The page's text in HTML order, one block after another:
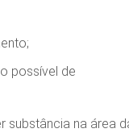
possível de
substância na área